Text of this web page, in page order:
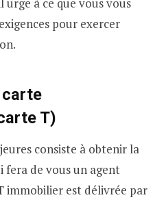
pour exercer
carte
T)
consiste à obtenir la
fera de vous un agent
immobilier est délivrée par